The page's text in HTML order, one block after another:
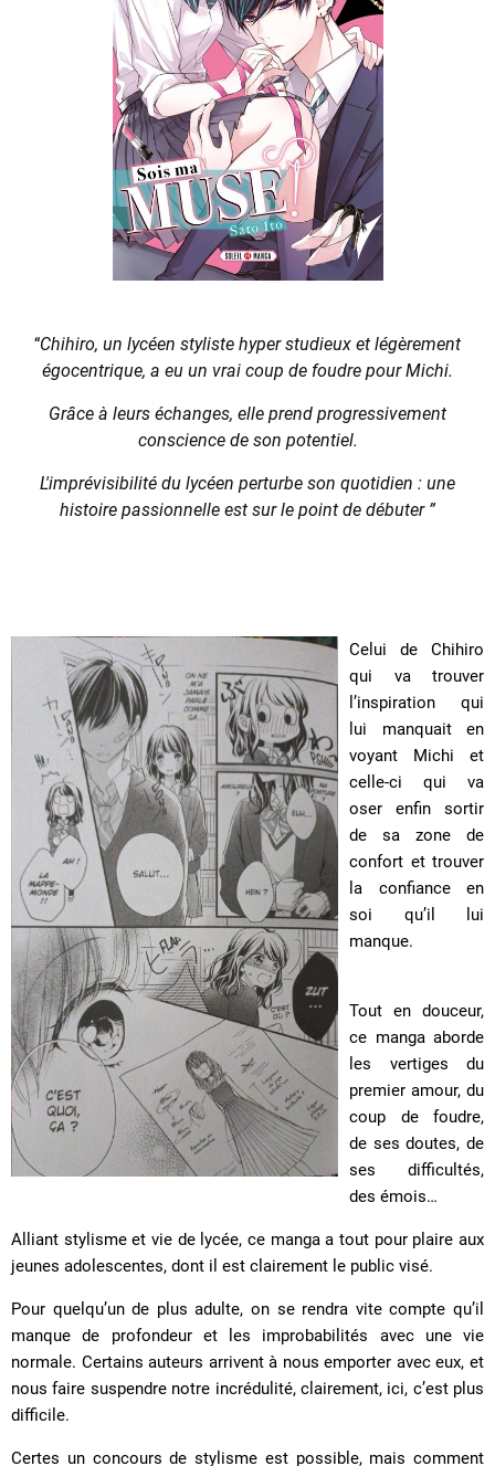
“Chihiro, un lycéen styliste hyper studieux et légèrement
égocentrique, a eu un vrai coup de foudre pour Michi.
Grâce à leurs échanges, elle prend progressivement
conscience de son potentiel.
L'imprévisibilité du lycéen perturbe son quotidien : une
histoire passionnelle est sur le point de débuter ”
Celui de Chihiro
qui va trouver
l’inspiration qui
lui manquait en
voyant Michi et
celle-ci qui va
oser enfin sortir
de sa zone de
confort et trouver
la confiance en
soi qu’il lui
manque.
Tout en douceur,
ce manga aborde
les vertiges du
premier amour, du
coup de foudre,
de ses doutes, de
ses difficultés,
des émois…
Alliant stylisme et vie de lycée, ce manga a tout pour plaire aux
jeunes adolescentes, dont il est clairement le public visé.
Pour quelqu’un de plus adulte, on se rendra vite compte qu’il
manque de profondeur et les improbabilités avec une vie
normale. Certains auteurs arrivent à nous emporter avec eux, et
nous faire suspendre notre incrédulité, clairement, ici, c’est plus
difficile.
Certes un concours de stylisme est possible, mais comment